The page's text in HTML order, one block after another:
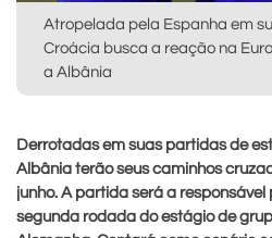
Atropelada pela Espanha em
Croácia busca a reação na
a Albânia
Derrotadas em suas partidas de
Albânia terão seus caminhos
junho. A partida será a
segunda rodada do estágio de